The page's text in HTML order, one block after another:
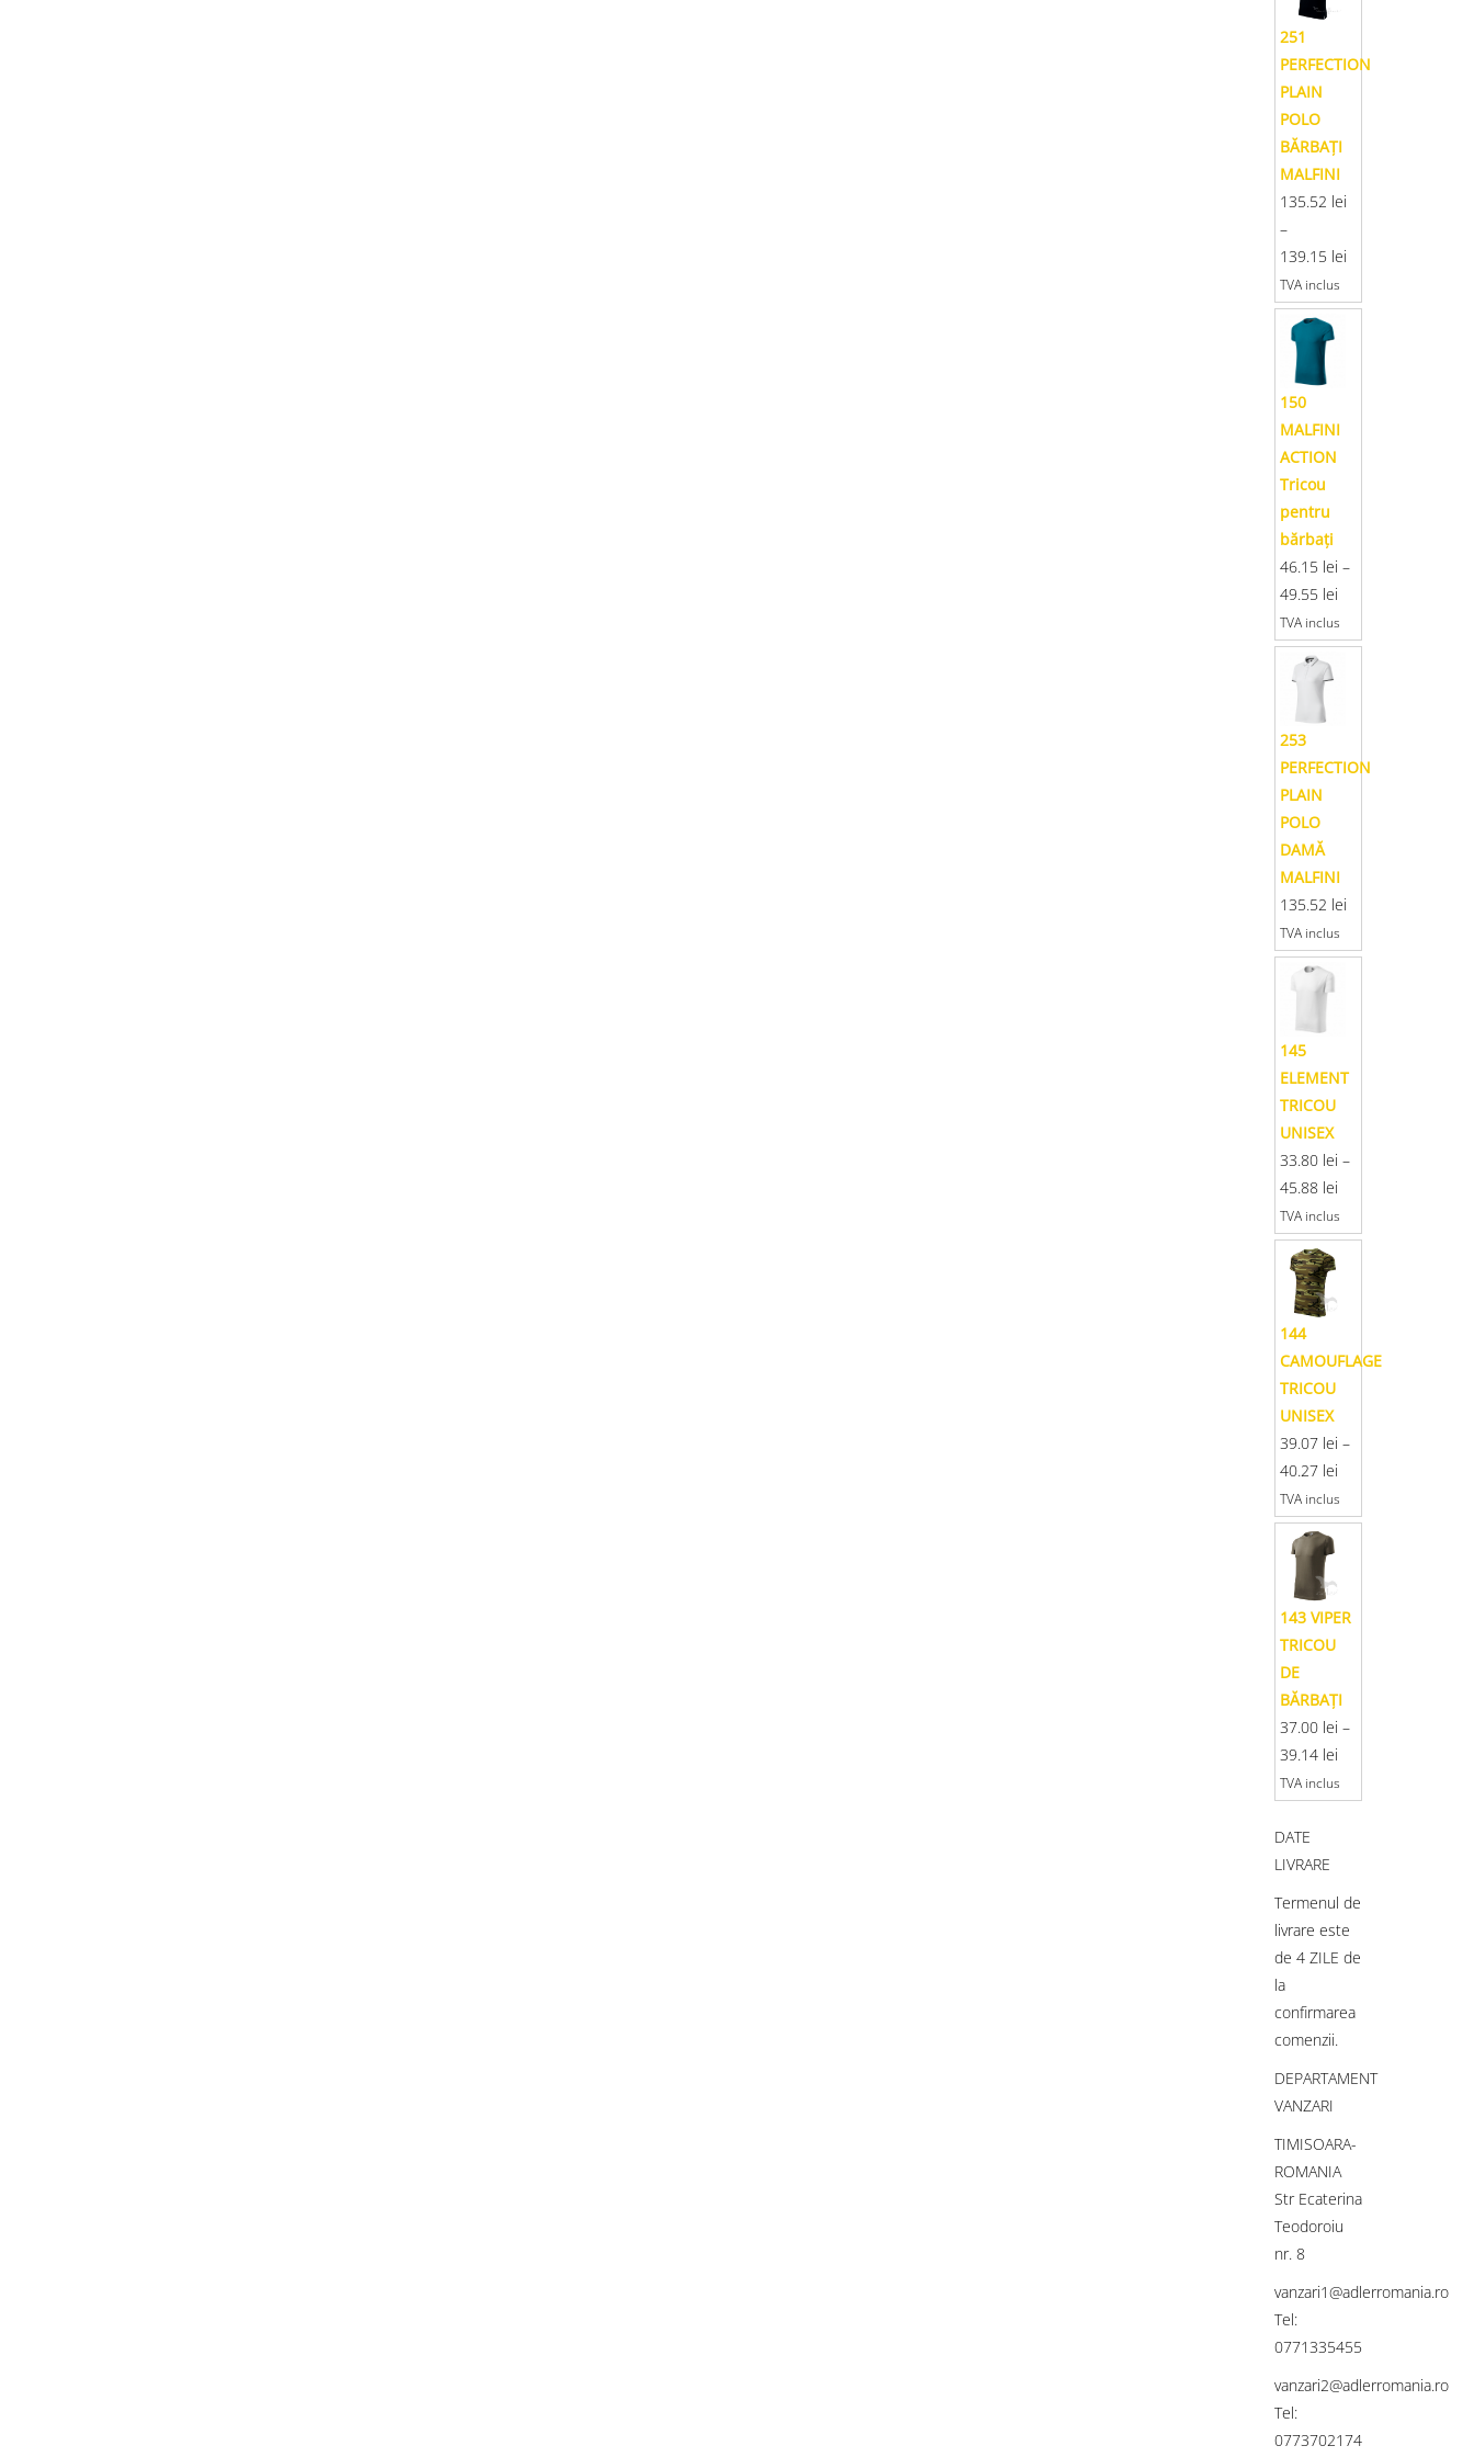
251
PERFECTION
PLAIN
POLO
BĂRBAŢI
MALFINI
135.52 lei
–
139.15 lei
TVA inclus
150
MALFINI
ACTION
Tricou
pentru
bărbaţi
46.15 lei –
49.55 lei
TVA inclus
253
PERFECTION
PLAIN
POLO
DAMĂ
MALFINI
135.52 lei
TVA inclus
145
ELEMENT
TRICOU
UNISEX
33.80 lei –
45.88 lei
TVA inclus
144
CAMOUFLAGE
TRICOU
UNISEX
39.07 lei –
40.27 lei
TVA inclus
143 VIPER
TRICOU
DE
BĂRBAŢI
37.00 lei –
39.14 lei
TVA inclus
DATE
LIVRARE
Termenul de
livrare este
de 4 ZILE de
la
confirmarea
comenzii.
DEPARTAMENT
VANZARI
TIMISOARA-
ROMANIA
Str Ecaterina
Teodoroiu
nr. 8
vanzari1@adlerromania.ro
Tel:
0771335455
vanzari2@adlerromania.ro
Tel:
0773702174